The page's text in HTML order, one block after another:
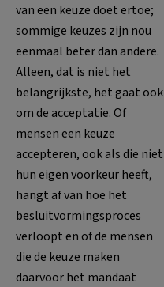
van een keuze doet ertoe;
sommige keuzes zijn nou
eenmaal beter dan andere.
Alleen, dat is niet het
belangrijkste, het gaat ook
om de acceptatie. Of
mensen een keuze
accepteren, ook als die niet
hun eigen voorkeur heeft,
hangt af van hoe het
besluitvormingsproces
verloopt en of de mensen
die de keuze maken
daarvoor het mandaat